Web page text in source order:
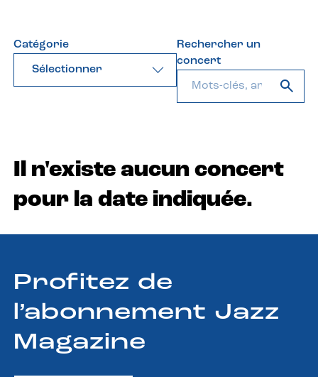
Catégorie
Sélectionner
Rechercher un
concert
Il n'existe aucun concert
pour la date indiquée.
Profitez de
l’abonnement Jazz
Magazine